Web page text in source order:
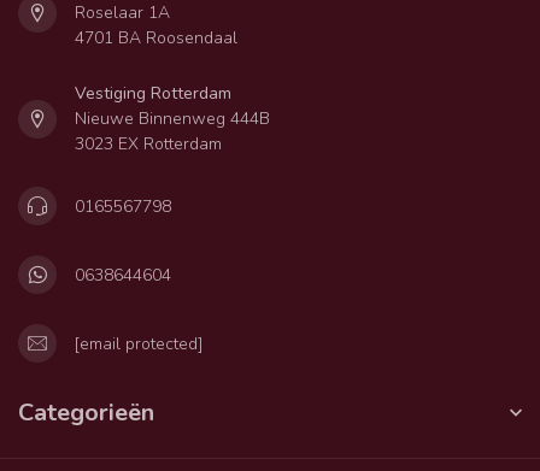
Roselaar 1A
4701 BA Roosendaal
Vestiging Rotterdam
Nieuwe Binnenweg 444B
3023 EX Rotterdam
0165567798
0638644604
[email protected]
Categorieën